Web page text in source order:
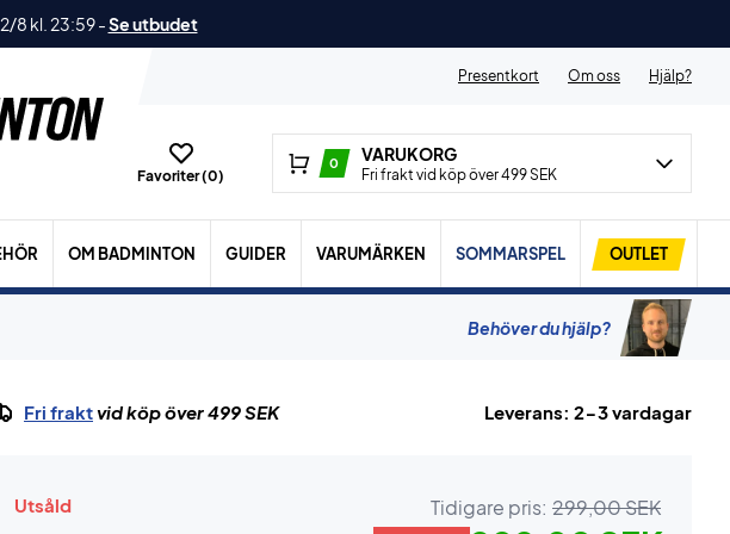
8 kl. 23:59-Se utbudet
Presentkort Om oss Hjälp?
Favoriter (0)
0 VARUKORG
Fri frakt vid köp över 499 SEK
OM BADMINTON GUIDER VARUMÄRKEN SOMMARSPEL OUTLET
Behöver du hjälp?
Fri fraktvid köp över 499 SEK Leverans: 2-3 vardagar
Utsåld Tidigare pris: 299,00 SEK